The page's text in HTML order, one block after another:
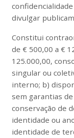
divulgar
Constitui
de € 500,00 a €
125.000,00,
singular ou
interno; b)
sem garantias
conservação de
identidade ou
identidade de